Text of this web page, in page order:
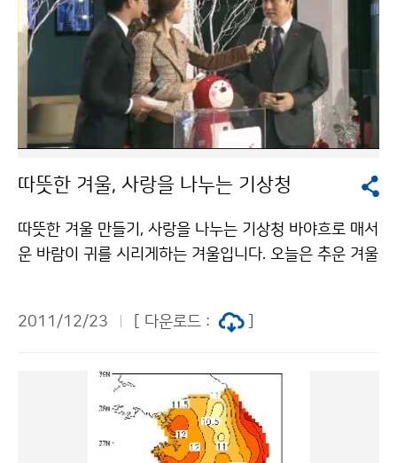
따뜻한 겨울, 사랑을 나누는 기상청
따뜻한 겨울 만들기, 사랑을 나누는 기상청 바야흐로 매서
운 바람이 귀를 시리게하는 겨울입니다. 오늘은 추운 겨울
페인]에 전직원의 마음을 담은 성금을 전달하였답니다.
통해 매월 소년소녀가장돕기와 장애인복지관 봉사 등을
지원하고 있습니다. 또한 일일찻집과 아나바다장터를 운
영하여 수익금으로 인근 복지관에 생활필수품과 성금 등
을 전달하기도 했습니다. 지난 12월 5일에는 (사)청해복
2011/12/23 [ 다운로드 :